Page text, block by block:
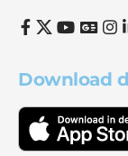
Download